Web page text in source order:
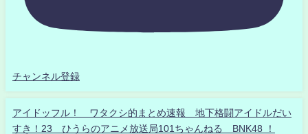
チャンネル登録
アイドッフル！ ワタクシ的まとめ速報 地下格闘アイドルだい
すき！23 ひうらのアニメ放送局101ちゃんねる BNK48 ！